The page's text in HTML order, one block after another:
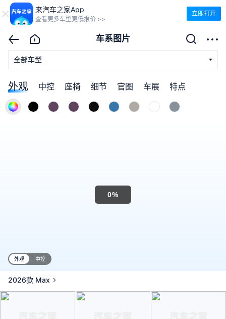
来汽车之家App
查看更多车型更低报价 >>
立即打开
车系图片
全部车型
外观 中控 座椅 细节 官图 车展 特点
外观 中控
2026款 Max